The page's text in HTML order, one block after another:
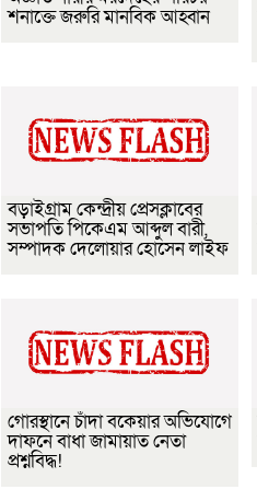
শনাক্তে জরুরি মানবিক আহ্বান
বড়াইগ্রাম কেন্দ্রীয় প্রেসক্লাবের
সভাপতি পিকেএম আব্দুল বারী,
সম্পাদক দেলোয়ার হোসেন লাইফ
গোরস্থানে চাঁদা বকেয়ার অভিযোগে
দাফনে বাধা জামায়াত নেতা
প্রশ্নবিদ্ধ!